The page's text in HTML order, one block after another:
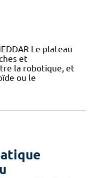
Le plateau
et
la robotique, et
ou le